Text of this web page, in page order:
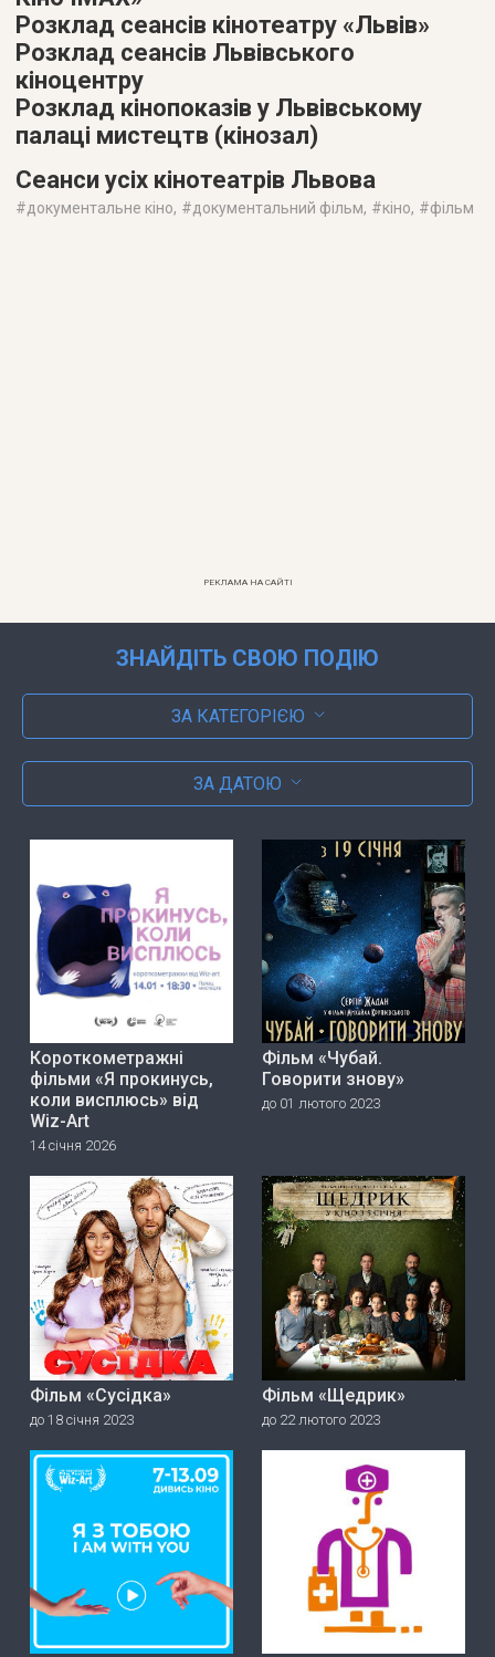
Розклад сеансів кінотеатру «Львів»
Розклад сеансів Львівського
кіноцентру
Розклад кінопоказів у Львівському
палаці мистецтв (кінозал)
Сеанси усіх кінотеатрів Львова
#документальне кіно, #документальний фільм, #кіно, #фільм
РЕКЛАМА НА САЙТІ
ЗНАЙДІТЬ СВОЮ ПОДІЮ
ЗА КАТЕГОРІЄЮ
ЗА ДАТОЮ
Короткометражні
фільми «Я прокинусь,
коли висплюсь» від
Wiz-Art
14 січня 2026
Фільм «Чубай.
Говорити знову»
до 01 лютого 2023
Фільм «Сусідка»
до 18 січня 2023
Фільм «Щедрик»
до 22 лютого 2023